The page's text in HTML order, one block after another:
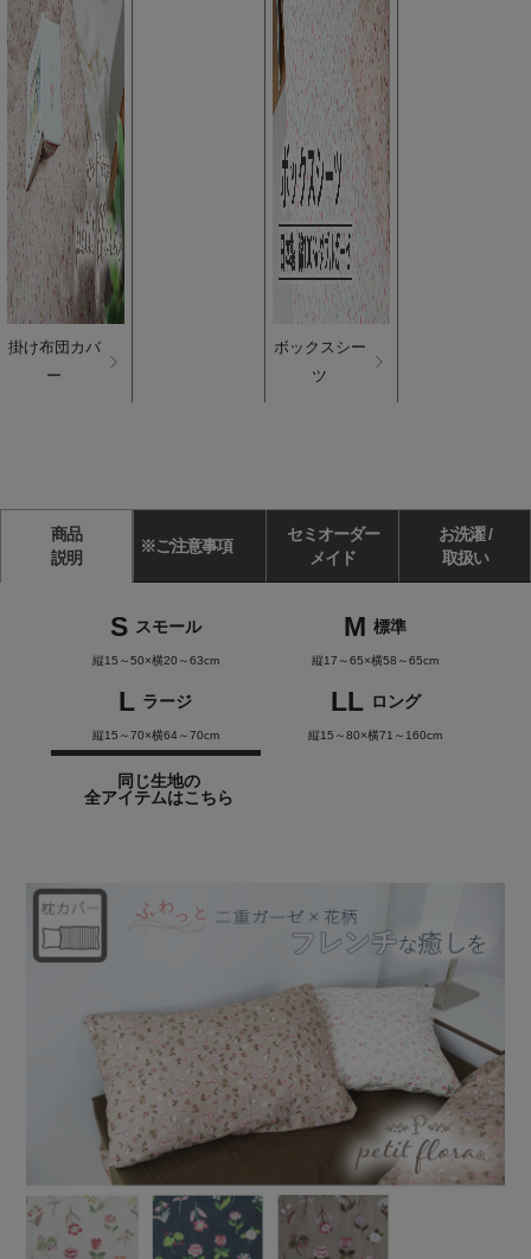
掛け布団カバ
ー
ボックスシー
ツ
商品
説明
※ご注意事項
セミオーダー
メイド
お洗濯 /
取扱い
S スモール
縦15～50×横20～63cm
M 標準
縦17～65×横58～65cm
L ラージ
縦15～70×横64～70cm
LL ロング
縦15～80×横71～160cm
同じ生地の
全アイテムはこちら